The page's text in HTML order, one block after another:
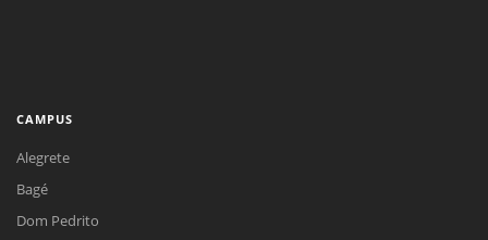
CAMPUS
Alegrete
Bagé
Dom Pedrito